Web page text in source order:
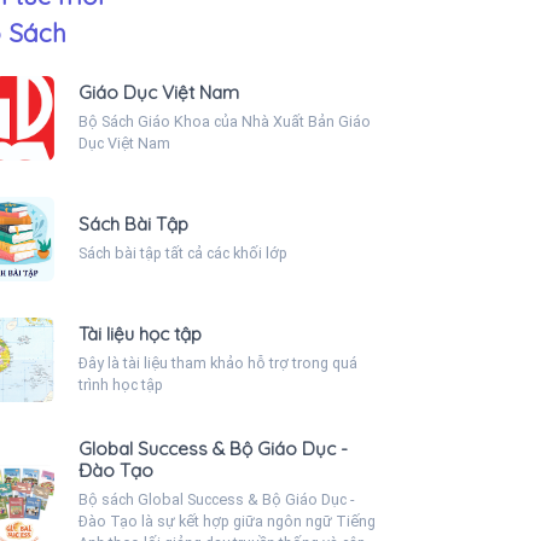
Sách
Giáo Dục Việt Nam
Bộ Sách Giáo Khoa của Nhà Xuất Bản Giáo
Dục Việt Nam
Sách Bài Tập
Sách bài tập tất cả các khối lớp
Tài liệu học tập
Đây là tài liệu tham khảo hỗ trợ trong quá
trình học tập
Global Success & Bộ Giáo Dục -
Đào Tạo
Bộ sách Global Success & Bộ Giáo Dục -
Đào Tạo là sự kết hợp giữa ngôn ngữ Tiếng